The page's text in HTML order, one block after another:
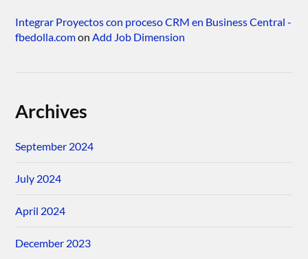
Integrar Proyectos con proceso CRM en Business Central -
fbedolla.comon Add Job Dimension
Archives
September 2024
July 2024
April 2024
December 2023